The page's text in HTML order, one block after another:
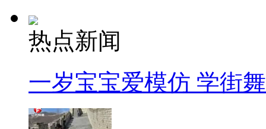
热点新闻
一岁宝宝爱模仿 学街